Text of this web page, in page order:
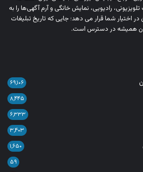
رادیویی، نمایش خانگی و آرم‌ آگهی‌ها را به‌
اختیار شما قرار می‌ دهد؛ جایی که تاریخ تبلیغات
همیشه در دسترس است.
۶۹,۱۰۶
۸,۴۴۵
۶,۳۳۳
۳,۴۰۳
۱,۶۵۰
۵۹